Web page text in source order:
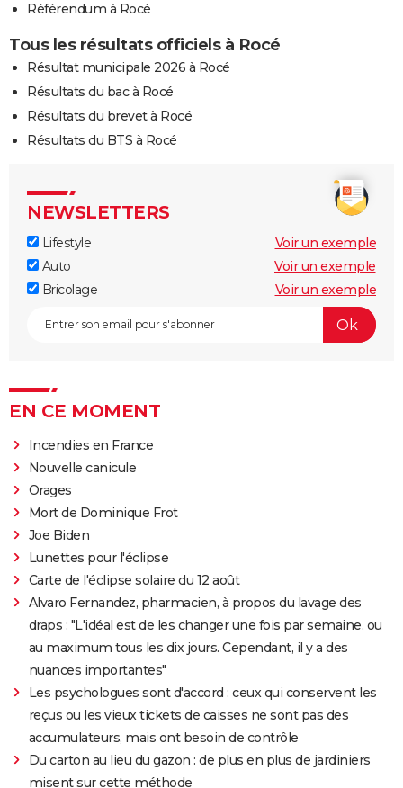
Référendum à Rocé
Tous les résultats officiels à Rocé
Résultat municipale 2026 à Rocé
Résultats du bac à Rocé
Résultats du brevet à Rocé
Résultats du BTS à Rocé
NEWSLETTERS
Lifestyle
Voir un exemple
Auto
Voir un exemple
Bricolage
Voir un exemple
EN CE MOMENT
Incendies en France
Nouvelle canicule
Orages
Mort de Dominique Frot
Joe Biden
Lunettes pour l'éclipse
Carte de l'éclipse solaire du 12 août
Alvaro Fernandez, pharmacien, à propos du lavage des
draps : "L'idéal est de les changer une fois par semaine, ou
au maximum tous les dix jours. Cependant, il y a des
nuances importantes"
Les psychologues sont d'accord : ceux qui conservent les
reçus ou les vieux tickets de caisses ne sont pas des
accumulateurs, mais ont besoin de contrôle
Du carton au lieu du gazon : de plus en plus de jardiniers
misent sur cette méthode